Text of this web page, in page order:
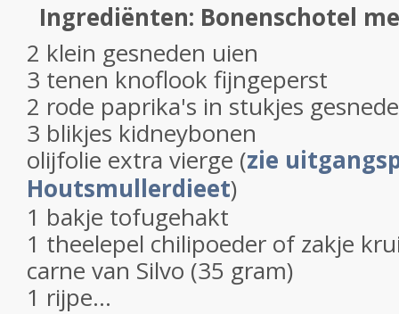
Ingrediënten: Bonenschotel
2 klein gesneden uien
3 tenen knoflook fijngeperst
2 rode paprika's in stukjes
3 blikjes kidneybonen
olijfolie extra vierge (zie
Houtsmullerdieet)
1 bakje tofugehakt
1 theelepel chilipoeder of zakje
carne van Silvo (35 gram)
1 rijpe...